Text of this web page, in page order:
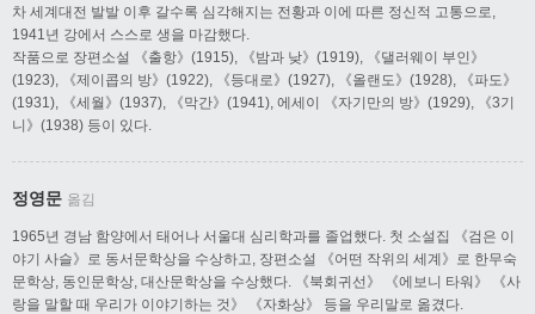
차 세계대전 발발 이후 갈수록 심각해지는 전황과 이에 따른 정신적 고통으로,
1941년 강에서 스스로 생을 마감했다.
작품으로 장편소설 《출항》(1915), 《밤과 낮》(1919), 《댈러웨이 부인》
(1923), 《제이콥의 방》(1922), 《등대로》(1927), 《올랜도》(1928), 《파도》
(1931), 《세월》(1937), 《막간》(1941), 에세이 《자기만의 방》(1929), 《3기
니》(1938) 등이 있다.
정영문 옮김
1965년 경남 함양에서 태어나 서울대 심리학과를 졸업했다. 첫 소설집 《검은 이
야기 사슬》로 동서문학상을 수상하고, 장편소설 《어떤 작위의 세계》로 한무숙
문학상, 동인문학상, 대산문학상을 수상했다. 《북회귀선》 《에보니 타워》 《사
랑을 말할 때 우리가 이야기하는 것》 《자화상》 등을 우리말로 옮겼다.